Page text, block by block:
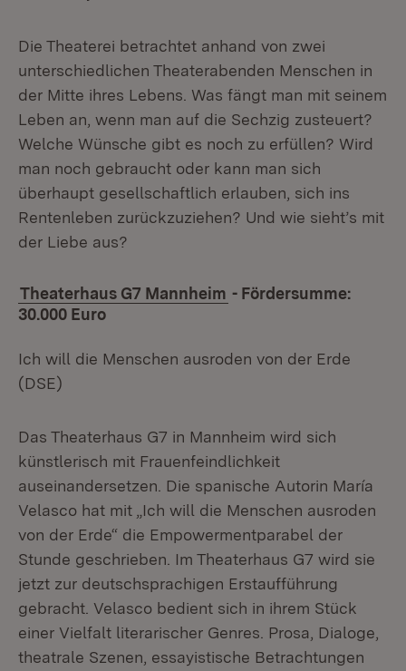
Die Theaterei betrachtet anhand von zwei
unterschiedlichen Theaterabenden Menschen in
der Mitte ihres Lebens. Was fängt man mit seinem
Leben an, wenn man auf die Sechzig zusteuert?
Welche Wünsche gibt es noch zu erfüllen? Wird
man noch gebraucht oder kann man sich
überhaupt gesellschaftlich erlauben, sich ins
Rentenleben zurückzuziehen? Und wie sieht’s mit
der Liebe aus?
Theaterhaus G7 Mannheim - Fördersumme:
30.000 Euro
Ich will die Menschen ausroden von der Erde
(DSE)
Das Theaterhaus G7 in Mannheim wird sich
künstlerisch mit Frauenfeindlichkeit
auseinandersetzen. Die spanische Autorin María
Velasco hat mit „Ich will die Menschen ausroden
von der Erde“ die Empowermentparabel der
Stunde geschrieben. Im Theaterhaus G7 wird sie
jetzt zur deutschsprachigen Erstaufführung
gebracht. Velasco bedient sich in ihrem Stück
einer Vielfalt literarischer Genres. Prosa, Dialoge,
theatrale Szenen, essayistische Betrachtungen